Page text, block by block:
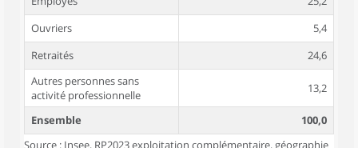
Ouvriers
5,4
Retraités
24,6
Autres personnes sans
activité professionnelle
13,2
Ensemble
100,0
Source : Insee, RP2023 exploitation complémentaire, géographie